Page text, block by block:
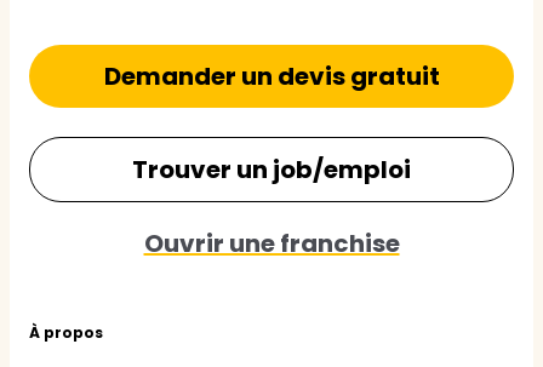
À propos
Demander un devis gratuit
Trouver un job/emploi
Ouvrir une franchise